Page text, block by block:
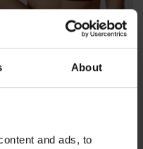
About
and ads, to
bélés és merevítő